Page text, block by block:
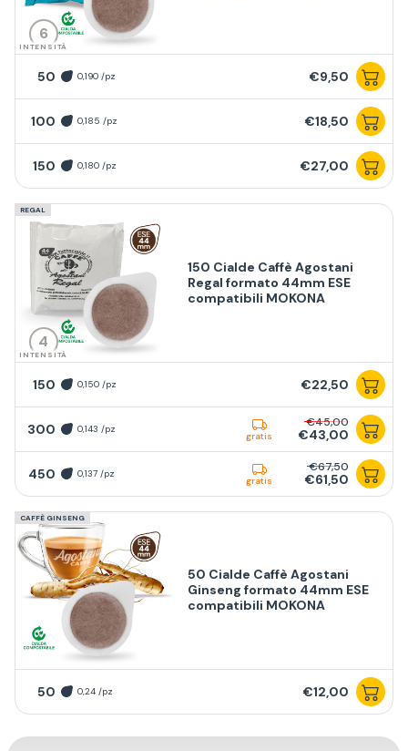
6
INTENSITÀ
50 0,190 /pz €9,50
100 0,185 /pz €18,50
150 0,180 /pz €27,00
REGAL
4
INTENSITÀ
150 Cialde Caffè Agostani
Regal formato 44mm ESE
compatibili MOKONA
150 0,150 /pz €22,50
300 0,143 /pz
gratis
€45,00
€43,00
450 0,137 /pz
gratis
€67,50
€61,50
CAFFÈ GINSENG
50 Cialde Caffè Agostani
Ginseng formato 44mm ESE
compatibili MOKONA
50 0,24 /pz €12,00